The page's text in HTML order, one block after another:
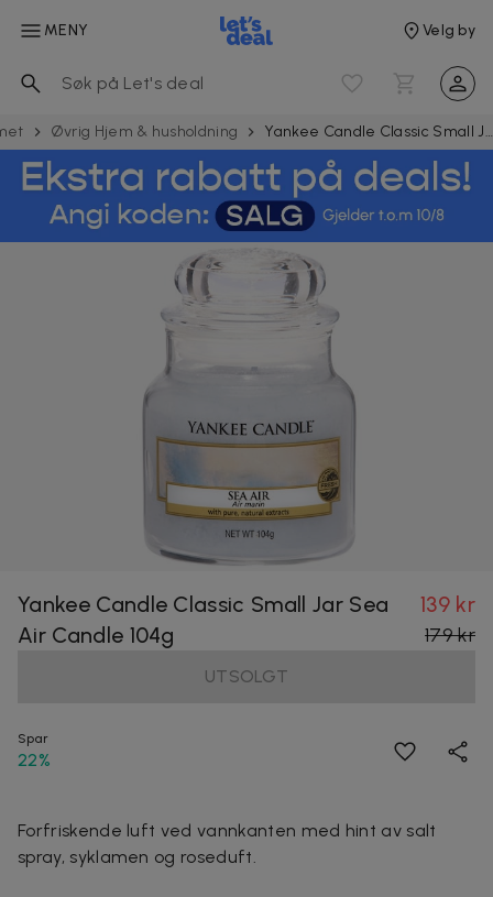
MENY Velg by
Øvrig Hjem & husholdning Yankee Candle Classic Small Jar Sea Air Candle 104g
Yankee Candle Classic Small Jar Sea
Air Candle 104g
139 kr
179 kr
UTSOLGT
Spar
22%
Forfriskende luft ved vannkanten med hint av salt
spray, syklamen og roseduft.